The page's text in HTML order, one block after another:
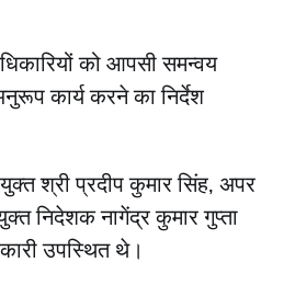
को आपसी समन्वय
कार्य करने का निर्देश
श्री प्रदीप कुमार सिंह, अपर
निदेशक नागेंद्र कुमार गुप्ता
उपस्थित थे।